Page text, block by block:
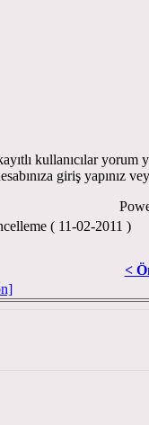
kullanıcılar yorum
giriş yapınız
( 11-02-2011 )
<